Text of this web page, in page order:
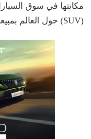
مكانتها في سوق
(SUV) حول العالم بمبيعات تجاوزت